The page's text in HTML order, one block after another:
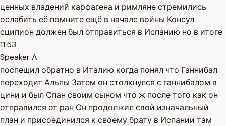
ценных владений карфагена и римляне стремились
ослабить её помните ещё в начале войны Консул
сципион должен был отправиться в Испанию но в итоге
11:53
Speaker A
поспешил обратно в Италию когда понял что Ганнибал
переходит Альпы Затем он столкнулся с ганнибалом в
цини и был Спан своим сыном что ж после того как он
отправился от ран Он продолжил свой изначальный
план и присоединился к своему брату в Испании там